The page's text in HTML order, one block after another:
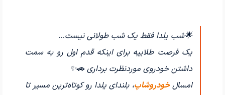
🌟شب یلدا فقط یک شب طولانی نیست…
یک فرصت طلاییه برای اینکه قدم اول رو به سمت
داشتن خودروی موردنظرت برداری 🚗✨
امسالخودروشاپ، بلندای یلدا رو کوتاه‌ترین مسیر تا